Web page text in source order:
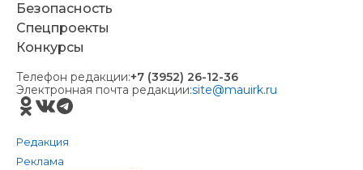
Безопасность
Спецпроекты
Конкурсы
Телефон редакции:+7 (3952) 26-12-36
Электронная почта редакции:site@mauirk.ru
Редакция
Реклама